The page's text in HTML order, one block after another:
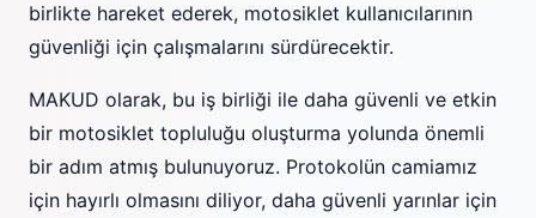
birlikte hareket ederek, motosiklet kullanıcılarının
güvenliği için çalışmalarını sürdürecektir.
MAKUD olarak, bu iş birliği ile daha güvenli ve etkin
bir motosiklet topluluğu oluşturma yolunda önemli
bir adım atmış bulunuyoruz. Protokolün camiamız
için hayırlı olmasını diliyor, daha güvenli yarınlar için